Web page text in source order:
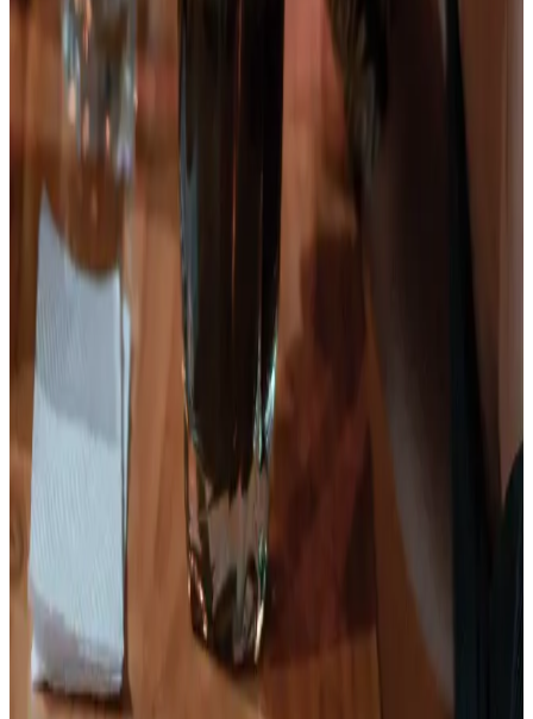
Sabores de la capital musical
Precio desde:
Reservar